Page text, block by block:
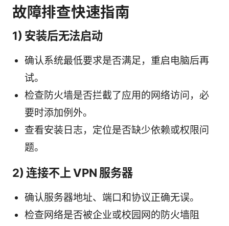
故障排查快速指南
1) 安装后无法启动
确认系统最低要求是否满足，重启电脑后再
试。
检查防火墙是否拦截了应用的网络访问，必
要时添加例外。
查看安装日志，定位是否缺少依赖或权限问
题。
2) 连接不上 VPN 服务器
确认服务器地址、端口和协议正确无误。
检查网络是否被企业或校园网的防火墙阻